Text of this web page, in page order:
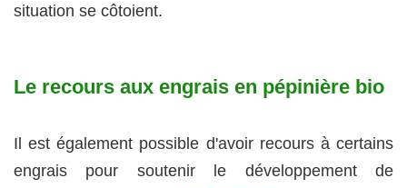
situation se côtoient.
Le recours aux engrais en pépinière bio
Il est également possible d'avoir recours à certains
engrais pour soutenir le développement de